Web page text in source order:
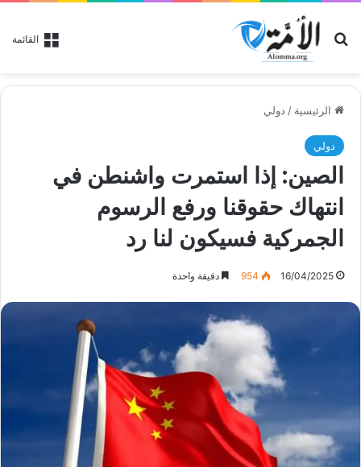
القائمة بحث عن
الرئيسية / دولي
دولي
الصين: إذا استمرت واشنطن في
انتهاك حقوقنا ورفع الرسوم
الجمركية فسيكون لنا رد
16/04/2025
954 دقيقة واحدة